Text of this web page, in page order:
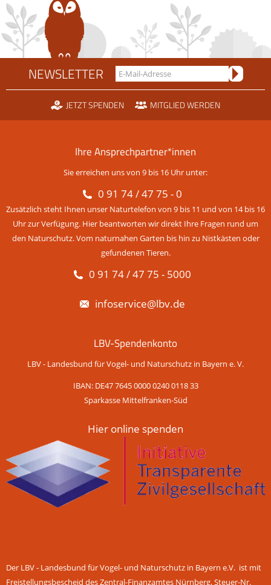
NEWSLETTER
JETZT SPENDEN MITGLIED WERDEN
Ihre Ansprechpartner*innen
Sie erreichen uns von 9 bis 16 Uhr unter:
0 91 74 / 47 75 - 0
Zusätzlich steht Ihnen unser Naturtelefon von 9 bis 11 und von 14 bis 16
Uhr zur Verfügung. Hier beantworten wir direkt Ihre Fragen rund um
den Naturschutz. Vom naturnahen Garten bis hin zu Nistkästen oder
gefundenen Tieren.
0 91 74 / 47 75 - 5000
infoservice@lbv.de
LBV-Spendenkonto
LBV - Landesbund für Vogel- und Naturschutz in Bayern e. V.
IBAN: DE47 7645 0000 0240 0118 33
Sparkasse Mittelfranken-Süd
Hier online spenden
Der LBV - Landesbund für Vogel- und Naturschutz in Bayern e.V. ist mit
Freistellungsbescheid des Zentral-Finanzamtes Nürnberg, Steuer-Nr.